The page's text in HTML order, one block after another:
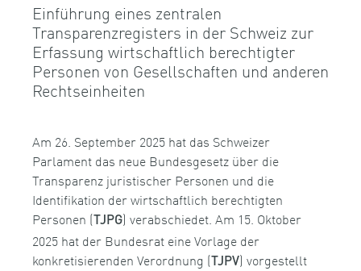
Einführung eines zentralen
Transparenzregisters in der Schweiz zur
Erfassung wirtschaftlich berechtigter
Personen von Gesellschaften und anderen
Rechtseinheiten
Am 26. September 2025 hat das Schweizer
Parlament das neue Bundesgesetz über die
Transparenz juristischer Personen und die
Identifikation der wirtschaftlich berechtigten
Personen ( TJPG) verabschiedet. Am 15. Oktober
2025 hat der Bundesrat eine Vorlage der
konkretisierenden Verordnung ( TJPV) vorgestellt